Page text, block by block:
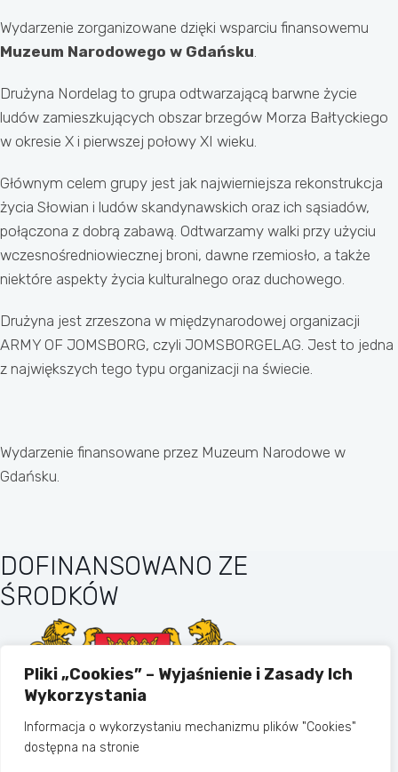
Pliki „Cookies” – Wyjaśnienie i Zasady Ich
Wykorzystania
Informacja o wykorzystaniu mechanizmu plików "Cookies"
dostępna na stronie
Wydarzenie zorganizowane dzięki wsparciu finansowemu
Muzeum Narodowego w Gdańsku
Drużyna Nordelag to grupa odtwarzającą barwne życie
ludów zamieszkujących obszar brzegów Morza Bałtyckiego
w okresie X i pierwszej połowy XI wieku.
Głównym celem grupy jest jak najwierniejsza rekonstrukcja
życia Słowian i ludów skandynawskich oraz ich sąsiadów,
połączona z dobrą zabawą. Odtwarzamy walki przy użyciu
wczesnośredniowiecznej broni, dawne rzemiosło, a także
niektóre aspekty życia kulturalnego oraz duchowego.
Drużyna jest zrzeszona w międzynarodowej organizacji
ARMY OF JOMSBORG, czyli JOMSBORGELAG. Jest to jedna
z największych tego typu organizacji na świecie.
Wydarzenie finansowane przez Muzeum Narodowe w
Gdańsku.
DOFINANSOWANO ZE
ŚRODKÓW